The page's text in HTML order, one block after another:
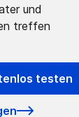
und
treffen
testen